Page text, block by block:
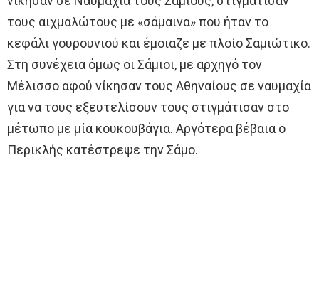
τους αιχμαλώτους με «σάμαινα» που ήταν το
κεφάλι γουρουνιού και έμοιαζε με πλοίο Σαμιώτικο.
Στη συνέχεια όμως οι Σάμιοι, με αρχηγό τον
Μέλισσο αφού νίκησαν τους Αθηναίους σε ναυμαχία
για να τους εξευτελίσουν τους στιγμάτισαν στο
μέτωπο με μία κουκουβάγια. Αργότερα βέβαια ο
Περικλής κατέστρεψε την Σάμο.